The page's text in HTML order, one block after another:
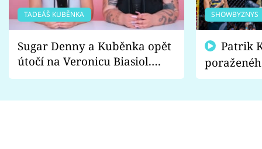
TADEÁŠ KUBĚNKA
Sugar Denny a Kuběnka opět
útočí na Veronicu Biasiol.
Proč je podle nich falešná a
SHOWBYZNYS
fanoušci